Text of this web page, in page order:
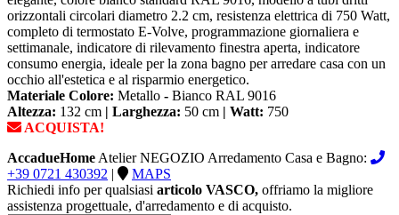
orizzontali circolari diametro 2.2 cm, resistenza elettrica di 750 Watt,
completo di termostato E-Volve, programmazione giornaliera e
settimanale, indicatore di rilevamento finestra aperta, indicatore
consumo energia, ideale per la zona bagno per arredare casa con un
occhio all'estetica e al risparmio energetico.
Materiale Colore: Metallo - Bianco RAL 9016
Altezza: 132 cm | Larghezza: 50 cm | Watt: 750
ACQUISTA!
AccadueHome Atelier NEGOZIO Arredamento Casa e Bagno:
+39 0721 430392 |
MAPS
Richiedi info per qualsiasi articolo VASCO, offriamo la migliore
assistenza progettuale, d'arredamento e di acquisto.